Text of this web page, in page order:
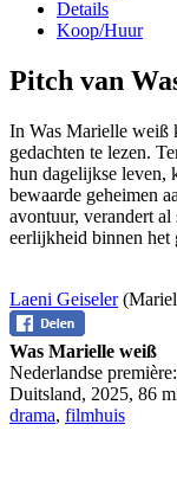
Details
Koop/Huur
Pitch van
In Was Marielle weiß
gedachten te lezen.
hun dagelijkse leven,
bewaarde geheimen
avontuur, verandert
eerlijkheid binnen het
Laeni Geiseler
Was Marielle weiß
Nederlandse première:
Duitsland, 2025, 86
drama, filmhuis